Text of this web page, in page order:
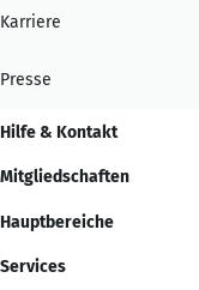
Karriere
Presse
Hilfe & Kontakt
Mitgliedschaften
Hauptbereiche
Services